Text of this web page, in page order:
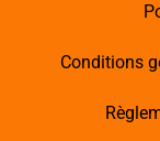
Conditions